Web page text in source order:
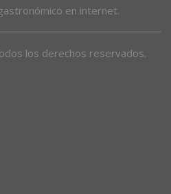
en internet.
los derechos reservados.